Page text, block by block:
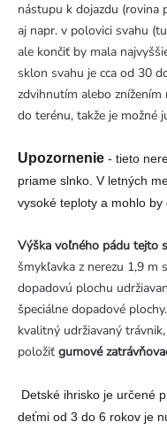
nástupu k dojazdu (rovina
aj napr. v polovici svahu
ale končiť by mala
sklon svahu je cca od 30
zdvihnutím alebo
do terénu, takže je možné
Upozornenie - tieto
priame slnko. V letných
vysoké teploty a mohlo
Výška voľného pádu tejto
šmykľavka z nerezu 1,9 m
dopadovú plochu
špeciálne dopadové
kvalitný udržiavaný
položiť gumové
Detské ihrisko je určené
deťmi od 3 do 6 rokov je